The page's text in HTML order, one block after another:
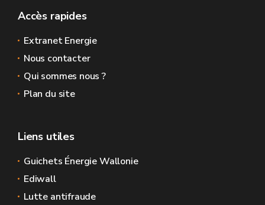
Accès rapides
Extranet Energie
Nous contacter
Qui sommes nous ?
Plan du site
Liens utiles
Guichets Énergie Wallonie
Ediwall
Lutte antifraude